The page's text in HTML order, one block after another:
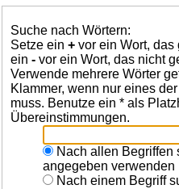
Suche nach Wörtern:
Setze ein + vor ein Wort, das
ein - vor ein Wort, das nicht
Verwende mehrere Wörter
Klammer, wenn nur eines
muss. Benutze ein * als
Übereinstimmungen.
Nach allen Begriffen
angegeben verwenden
Nach einem Begriff